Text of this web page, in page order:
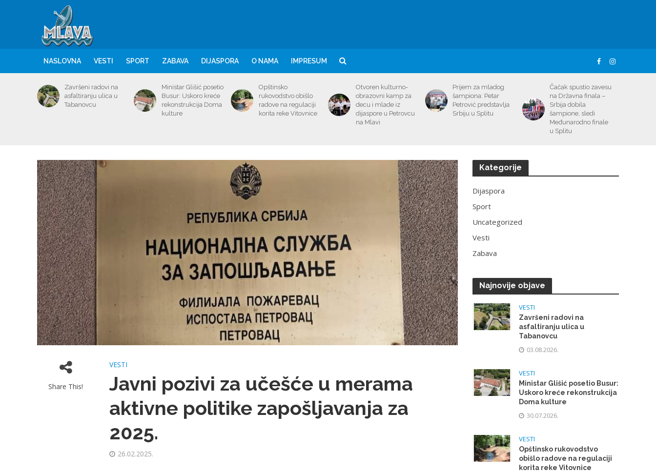
NASLOVNA VESTI SPORT ZABAVA DIJASPORA O NAMA IMPRESUM
Završeni radovi na
asfaltiranju ulica u
Tabanovcu
Ministar Glišić posetio
Busur: Uskoro kreće
rekonstrukcija Doma
kulture
Opštinsko
rukovodstvo obišlo
radove na regulaciji
korita reke Vitovnice
Otvoren kulturno-
obrazovni kamp za
decu i mlade iz
dijaspore u Petrovcu
na Mlavi
Prijem za mladog
šampiona: Petar
Petrović predstavlja
Srbiju u Splitu
Čačak spustio zavesu
na Državna finala –
Srbija dobila
šampione, sledi
Međunarodno finale
u Splitu
Share This!
VESTI
Javni pozivi za učešće u merama
aktivne politike zapošljavanja za
2025.
26.02.2025.
Kategorije
Dijaspora
Sport
Uncategorized
Vesti
Zabava
Najnovije objave
VESTI
Završeni radovi na
asfaltiranju ulica u
Tabanovcu
03.08.2026.
VESTI
Ministar Glišić posetio Busur:
Uskoro kreće rekonstrukcija
Doma kulture
30.07.2026.
VESTI
Opštinsko rukovodstvo
obišlo radove na regulaciji
korita reke Vitovnice